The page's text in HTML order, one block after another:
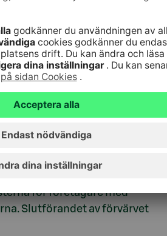
vars
under den första
för att betala
Abp(OmaSp)och
och
relaterad till små och
investerings-, pensions-
för små och
för företagare med
Slutförandet av förvärvet